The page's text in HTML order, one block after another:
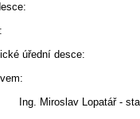
úřední desce:
Ing. Miroslav Lopatář -